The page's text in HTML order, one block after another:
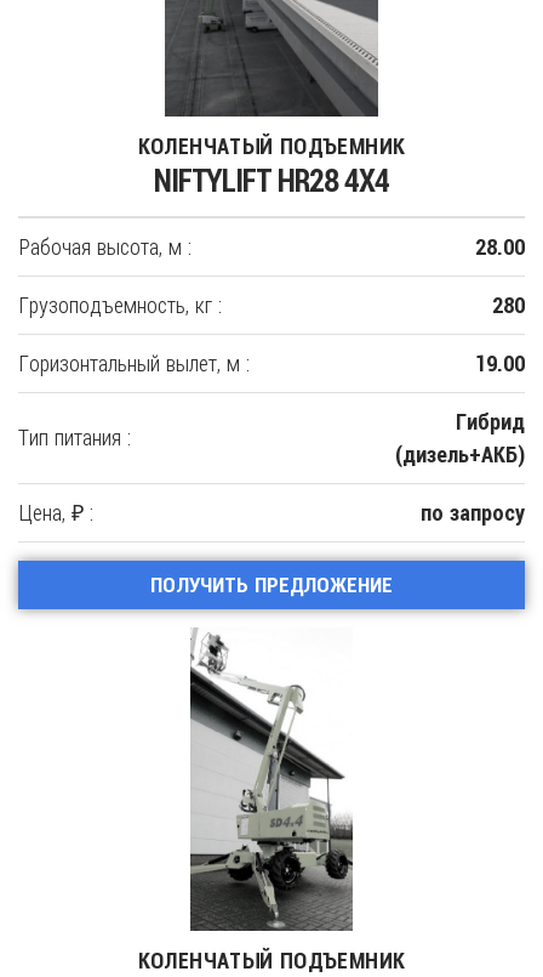
КОЛЕНЧАТЫЙ ПОДЪЕМНИК
NIFTYLIFT HR28 4X4
Рабочая высота, м : 28.00
Грузоподъемность, кг : 280
Горизонтальный вылет, м : 19.00
Тип питания :
Гибрид
(дизель+АКБ)
Цена, ₽ : по запросу
ПОЛУЧИТЬ ПРЕДЛОЖЕНИЕ
КОЛЕНЧАТЫЙ ПОДЪЕМНИК